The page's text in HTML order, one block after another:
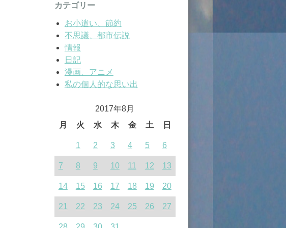
カテゴリー
お小遣い、節約
不思議、都市伝説
情報
日記
漫画、アニメ
私の個人的な思い出
2017年8月
月
火 水 木 金 土 日
1 2 3 4 5 6
7 8 9 10 11 12 13
14 15 16 17 18 19 20
21 22 23 24 25 26 27